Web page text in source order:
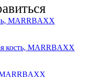
MARRBAXX
кость, MARRBAXX